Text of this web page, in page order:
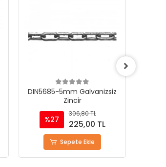
DIN5685-5mm Galvanizsiz
Zincir
%27
306,80 TL
225,00 TL
Sepete Ekle